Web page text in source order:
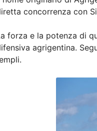
concorrenza con
forza e la potenza di
agrigentina.